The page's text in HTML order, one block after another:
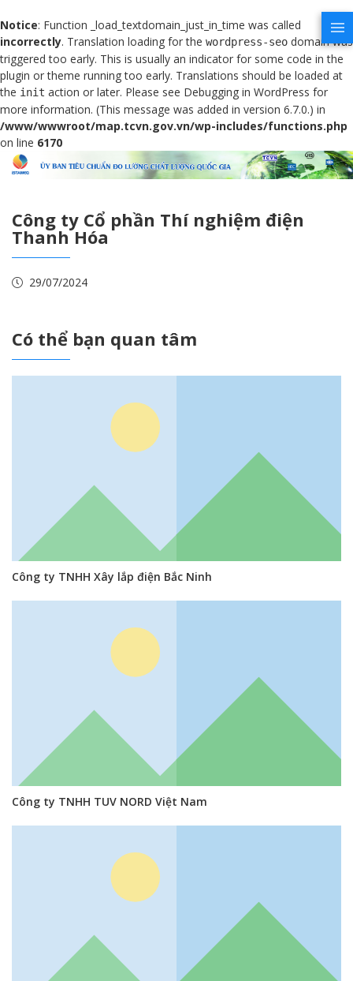
Notice: Function _load_textdomain_just_in_time was called
incorrectly. Translation loading for the wordpress-seo domain was
triggered too early. This is usually an indicator for some code in the
plugin or theme running too early. Translations should be loaded at
the init action or later. Please see Debugging in WordPress for
more information. (This message was added in version 6.7.0.) in
/www/wwwroot/map.tcvn.gov.vn/wp-includes/functions.php
on line 6170
Công ty Cổ phần Thí nghiệm điện
Thanh Hóa
29/07/2024
Có thể bạn quan tâm
Công ty TNHH Xây lắp điện Bắc Ninh
Công ty TNHH TUV NORD Việt Nam